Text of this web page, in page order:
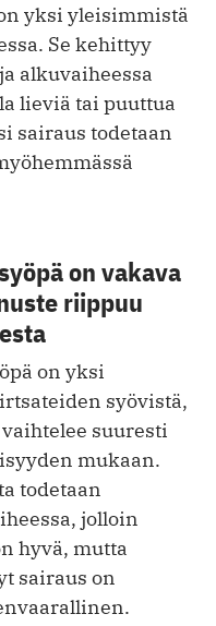
yksi yleisimmistä
Se kehittyy
alkuvaiheessa
lieviä tai puuttua
sairaus todetaan
on vakava
riippuu
on yksi
syövistä,
suuresti
mukaan.
todetaan
jolloin
hyvä, mutta
sairaus on